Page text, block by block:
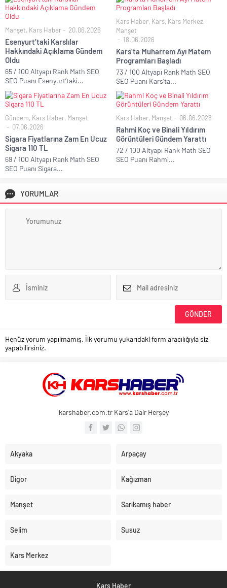
Manşet, Kars Haber 20.06.2026
Esenyurt’taki Karslılar
Hakkındaki Açıklama Gündem
Oldu
65 / 100 Altyapı Rank Math SEO
SEO Puanı Esenyurt’taki...
Kars Haber, Kars, Kars Merkez,
Manşet
18.06.2026
Kars’ta Muharrem Ayı Matem
Programları Başladı
73 / 100 Altyapı Rank Math SEO
SEO Puanı Kars’ta...
Gündem, Kars Haber, Manşet
07.06.2026
Sigara Fiyatlarına Zam En Ucuz
Sigara 110 TL
69 / 100 Altyapı Rank Math SEO
SEO Puanı Sigara...
Kars Haber, Manşet 06.06.2026
Rahmi Koç ve Binali Yıldırım
Görüntüleri Gündem Yarattı
72 / 100 Altyapı Rank Math SEO
SEO Puanı Rahmi...
YORUMLAR
Henüz yorum yapılmamış. İlk yorumu yukarıdaki form aracılığıyla siz
yapabilirsiniz.
karshaber.com.tr Kars'a Dair Herşey
Akyaka Arpaçay
Digor Kağızman
Manşet Sarıkamış haber
Selim Susuz
Kars Merkez
Kars Haber